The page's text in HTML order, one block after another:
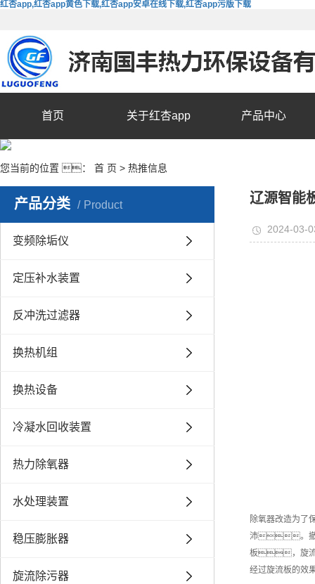
红杏app,红杏app黄色下载,红杏app安卓在线下载,红杏app污版下载
首页 关于红杏app 产品中心
您当前的位置 ： 首 页 > 热推信息
产品分类 Product
变频除垢仪
定压补水装置
反冲洗过滤器
换热机组
换热设备
冷凝水回收装置
热力除氧器
水处理装置
稳压膨胀器
旋流除污器
辽源智能
2024-03-
除氧器改造为
沛。撤
板，旋流
经过旋流板的